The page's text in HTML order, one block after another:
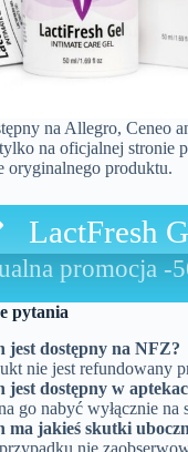
na Allegro, Ceneo
na oficjalnej stronie
oryginalnego produktu.
LactFresh
promocja -
pytania
jest dostępny na NFZ?
nie jest refundowany
jest dostępny w
go nabyć wyłącznie na
ma jakieś skutki
nie